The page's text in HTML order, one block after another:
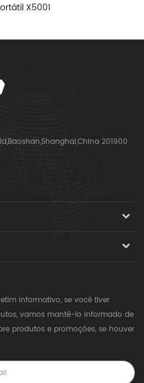
X5001
201900
informativo, se você tiver
vamos mantê-lo informado de
produtos e promoções, se houver